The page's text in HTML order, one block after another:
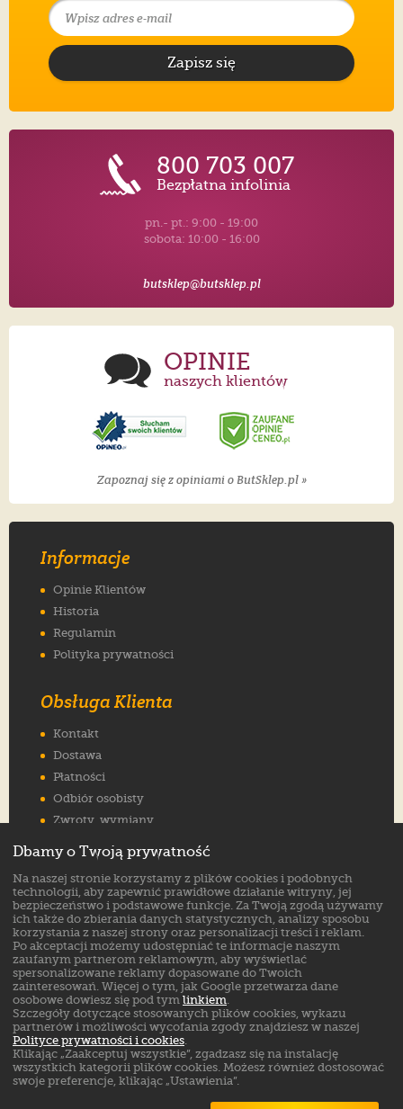
Zapisz się
800 703 007
Bezpłatna infolinia
pn.- pt.: 9:00 - 19:00
sobota: 10:00 - 16:00
butsklep@butsklep.pl
OPINIE
naszych klientów
Zapoznaj się z opiniami o ButSklep.pl »
Informacje
Opinie Klientów
Historia
Regulamin
Polityka prywatności
Obsługa Klienta
Kontakt
Dostawa
Płatności
Odbiór osobisty
Zwroty, wymiany
Jak wybrać rozmiar
FAQ
Znajdź nas na:
Dbamy o Twoją prywatność
Na naszej stronie korzystamy z plików cookies i podobnych
technologii, aby zapewnić prawidłowe działanie witryny, jej
bezpieczeństwo i podstawowe funkcje. Za Twoją zgodą używamy
ich także do zbierania danych statystycznych, analizy sposobu
korzystania z naszej strony oraz personalizacji treści i reklam.
Po akceptacji możemy udostępniać te informacje naszym
zaufanym partnerom reklamowym, aby wyświetlać
spersonalizowane reklamy dopasowane do Twoich
zainteresowań. Więcej o tym, jak Google przetwarza dane
osobowe dowiesz się pod tym linkiem.
Szczegóły dotyczące stosowanych plików cookies, wykazu
partnerów i możliwości wycofania zgody znajdziesz w naszej
Polityce prywatności i cookies.
Klikając „Zaakceptuj wszystkie”, zgadzasz się na instalację
wszystkich kategorii plików cookies. Możesz również dostosować
swoje preferencje, klikając „Ustawienia”.